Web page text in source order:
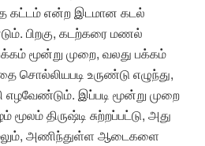
கட்டம் என்ற இடமான கடல்
பிறகு, கடற்கரை மணல்
மூன்று முறை, வலது பக்கம்
சொல்லியபடி உருண்டு எழுந்து,
எழவேண்டும். இப்படி மூன்று முறை
மூலம் திருஷ்டி சுற்றப்பட்டு, அது
அணிந்துள்ள ஆடைகளை